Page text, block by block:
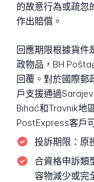
的故意行為或疏忽
作出賠償。
回應期限根據貨件
政物品，BH
回覆。對於國際郵
戶支援通過
Bihać和Travnik地
PostExpress客戶
投訴期限： 原
合資格申訴類
容物減少或完